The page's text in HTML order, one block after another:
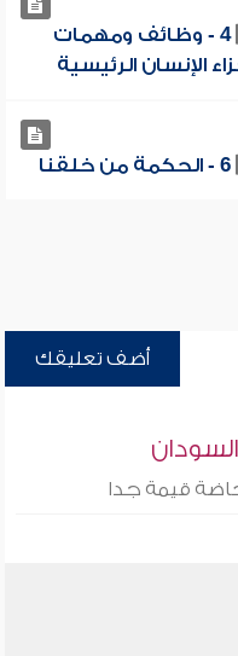
4 - وظائف ومهمات
الإنسان الرئيسية
6 - الحكمة من خلقنا
أضف تعليقك
قيمة جدا